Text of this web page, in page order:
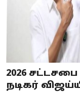
2026
நடிகர்